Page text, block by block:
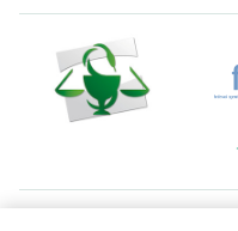
Juridische links